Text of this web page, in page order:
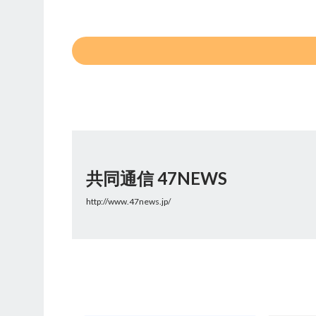
共同通信 47NEWS
http://www.47news.jp/